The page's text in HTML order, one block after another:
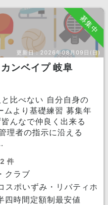
募集中
更新日：2026年08月09日(日)
ンベイプ 岐阜
比べない 自分自身の
ムより基礎練習 募集年
んなで仲良く出来る
理者の指示に沿える
件
クラブ
スポいずみ・リバティホ
四時間定額制最安値